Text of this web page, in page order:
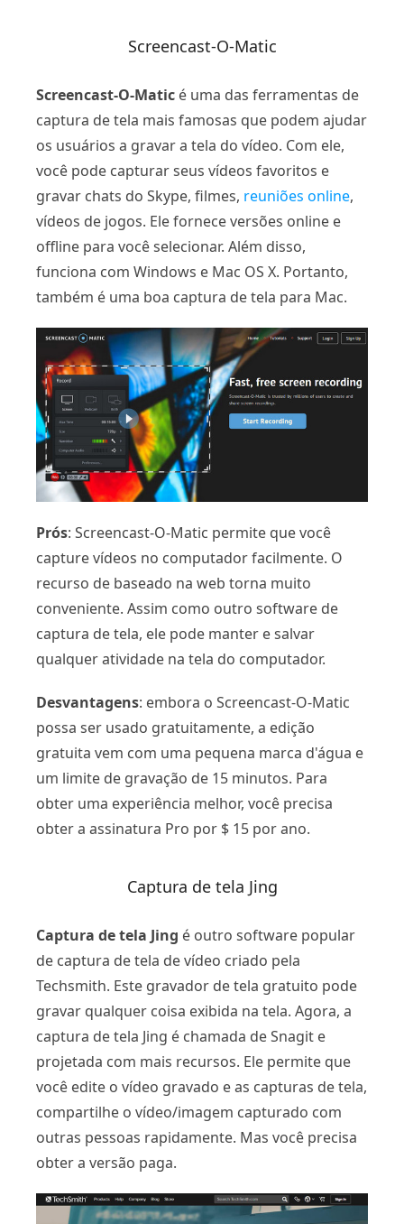
Screencast-O-Matic
Screencast-O-Matic é uma das ferramentas de
captura de tela mais famosas que podem ajudar
os usuários a gravar a tela do vídeo. Com ele,
você pode capturar seus vídeos favoritos e
gravar chats do Skype, filmes, reuniões online,
vídeos de jogos. Ele fornece versões online e
offline para você selecionar. Além disso,
funciona com Windows e Mac OS X. Portanto,
também é uma boa captura de tela para Mac.
Prós: Screencast-O-Matic permite que você
capture vídeos no computador facilmente. O
recurso de baseado na web torna muito
conveniente. Assim como outro software de
captura de tela, ele pode manter e salvar
qualquer atividade na tela do computador.
Desvantagens: embora o Screencast-O-Matic
possa ser usado gratuitamente, a edição
gratuita vem com uma pequena marca d'água e
um limite de gravação de 15 minutos. Para
obter uma experiência melhor, você precisa
obter a assinatura Pro por $ 15 por ano.
Captura de tela Jing
Captura de tela Jing é outro software popular
de captura de tela de vídeo criado pela
Techsmith. Este gravador de tela gratuito pode
gravar qualquer coisa exibida na tela. Agora, a
captura de tela Jing é chamada de Snagit e
projetada com mais recursos. Ele permite que
você edite o vídeo gravado e as capturas de tela,
compartilhe o vídeo/imagem capturado com
outras pessoas rapidamente. Mas você precisa
obter a versão paga.